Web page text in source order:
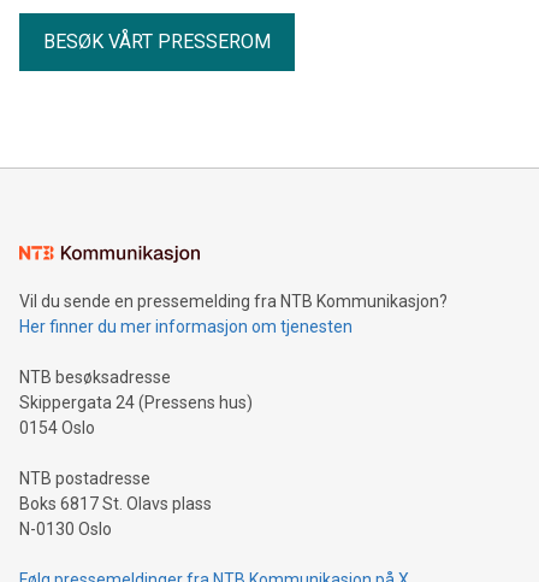
BESØK VÅRT PRESSEROM
Vil du sende en pressemelding fra NTB Kommunikasjon?
Her finner du mer informasjon om tjenesten
NTB besøksadresse
Skippergata 24 (Pressens hus)
0154 Oslo
NTB postadresse
Boks 6817 St. Olavs plass
N-0130 Oslo